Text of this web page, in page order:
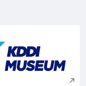
新規ウィンドウで